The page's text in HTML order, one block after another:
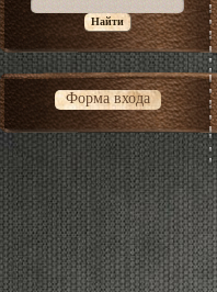
Форма входа